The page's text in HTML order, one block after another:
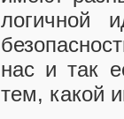
логичной
нас и так
тем, какой